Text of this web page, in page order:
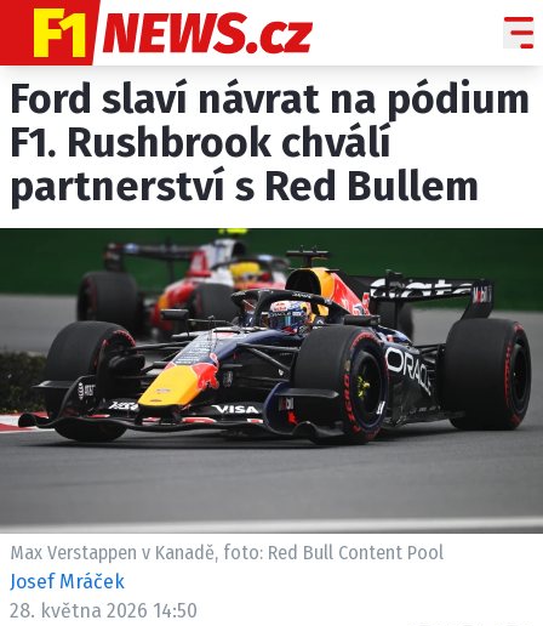
NOVINKY
GRAND PRIX
PADDOCK LINE
HISTORIE GP
PROFILY JEZDCŮ
PROFILY TÝMŮ
ROZHOVORY
OSTATNÍ
ETICKÝ KODEX
Ford slaví návrat na pódium
F1. Rushbrook chválí
partnerství s Red Bullem
Max Verstappen v Kanadě, foto: Red Bull Content Pool
Josef Mráček
28. května 2026 14:50